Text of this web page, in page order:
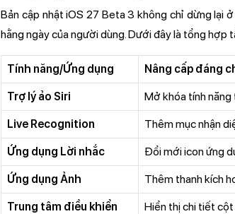
Bản cập nhật iOS 27 Beta 3 không chỉ dừng lại
hằng ngày của người dùng. Dưới đây là tổng
Tính năng/Ứng dụng Nâng cấp đáng
Trợ lý ảo Siri Mở khóa tính năng
Live Recognition Thêm mục nhận
Ứng dụng Lời nhắc Đổi mới icon ứng
Ứng dụng Ảnh Thêm thanh kích
Trung tâm điều khiển Hiển thị chi tiết